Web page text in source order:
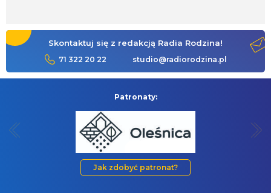
Skontaktuj się z redakcją Radia Rodzina!
71 322 20 22 studio@radiorodzina.pl
Patronaty:
Jak zdobyć patronat?